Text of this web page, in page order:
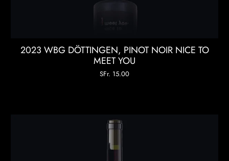
2023 WBG DÖTTINGEN, PINOT NOIR NICE TO
MEET YOU
SFr. 15.00